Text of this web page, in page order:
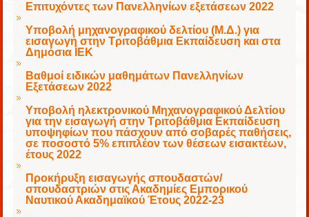
Επιτυχόντες των Πανελληνίων εξετάσεων 2022
Υποβολή μηχανογραφικού δελτίου (Μ.Δ.) για
εισαγωγή στην Τριτοβάθμια Εκπαίδευση και στα
Δημόσια ΙΕΚ
Βαθμοί ειδικών μαθημάτων Πανελληνίων
Εξετάσεων 2022
Υποβολή ηλεκτρονικού Μηχανογραφικού Δελτίου
για την εισαγωγή στην Τριτοβάθμια Εκπαίδευση
υποψηφίων που πάσχουν από σοβαρές παθήσεις,
σε ποσοστό 5% επιπλέον των θέσεων εισακτέων,
έτους 2022
Προκήρυξη εισαγωγής σπουδαστών/
σπουδαστριών στις Ακαδημίες Εμπορικού
Ναυτικού Ακαδημαϊκού Έτους 2022-23